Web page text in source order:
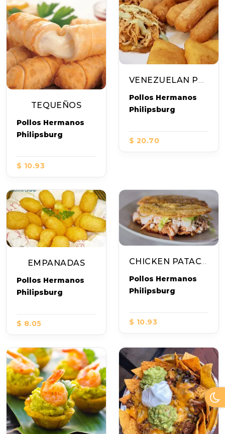
TEQUEÑOS
Pollos Hermanos
Philipsburg
$ 10.93
VENEZUELAN PLATE
Pollos Hermanos
Philipsburg
$ 20.70
EMPANADAS
Pollos Hermanos
Philipsburg
$ 8.05
CHICKEN PATACONES
Pollos Hermanos
Philipsburg
$ 10.93